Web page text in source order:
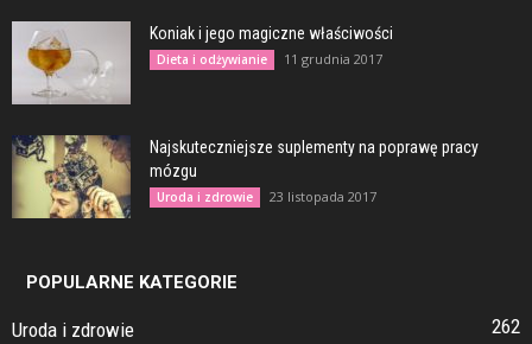
Koniak i jego magiczne właściwości
Dieta i odżywianie 11 grudnia 2017
Najskuteczniejsze suplementy na poprawę pracy
mózgu
Uroda i zdrowie 23 listopada 2017
POPULARNE KATEGORIE
Uroda i zdrowie
262